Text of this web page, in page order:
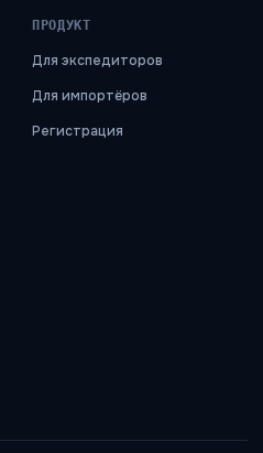
ПРОДУКТ
Для экспедиторов
Для импортёров
Регистрация